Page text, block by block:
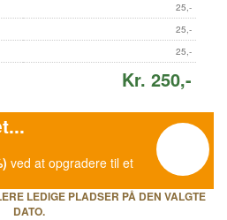
25,-
25,-
25,-
Kr. 250,-
ved at opgradere til et
LEDIGE PLADSER PÅ DEN VALGTE
DATO.